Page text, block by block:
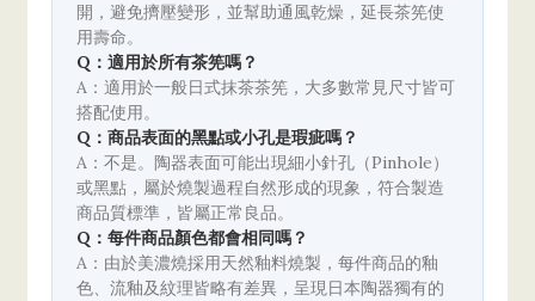
開，避免擠壓變形，並幫助通風乾燥，延長茶筅使
用壽命。
Q：適用於所有茶筅嗎？
A：適用於一般日式抹茶茶筅，大多數常見尺寸皆可
搭配使用。
Q：商品表面的黑點或小孔是瑕疵嗎？
A：不是。陶器表面可能出現細小針孔（Pinhole）
或黑點，屬於燒製過程自然形成的現象，符合製造
商品質標準，皆屬正常良品。
Q：每件商品顏色都會相同嗎？
A：由於美濃燒採用天然釉料燒製，每件商品的釉
色、流釉及紋理皆略有差異，呈現日本陶器獨有的